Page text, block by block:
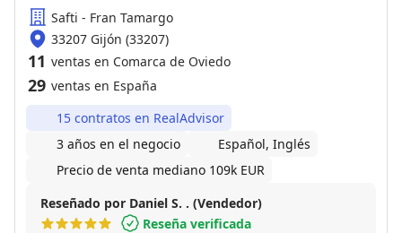
Safti - Fran Tamargo
33207 Gijón (33207)
11 ventas en Comarca de Oviedo
29 ventas en España
15 contratos en RealAdvisor
3 años en el negocio
Español, Inglés
Precio de venta mediano 109k EUR
Reseñado por Daniel S. . (Vendedor)
Reseña verificada